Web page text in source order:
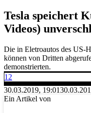
Tesla speichert
Videos)
Die in Eletroautos des US-
können von Dritten
demonstrierten.
12
30.03.2019, 19:01
Ein Artikel von